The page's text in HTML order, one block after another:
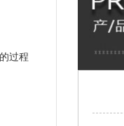
过程